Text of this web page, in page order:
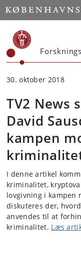
Start
30. oktober 2018
TV2 News
David
kampen
I denne artikel
kriminalitet,
lovgivning i kampen
diskuteres der,
anvendes til at
kriminalitet. Læs